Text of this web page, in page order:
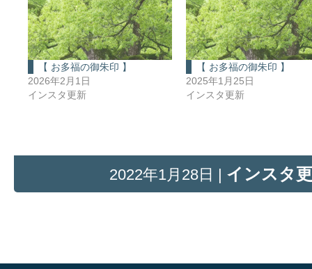
【 お多福の御朱印 】
2026年2月1日
インスタ更新
【 お多福の御朱印 】
2025年1月25日
インスタ更新
2022年1月28日 | インスタ